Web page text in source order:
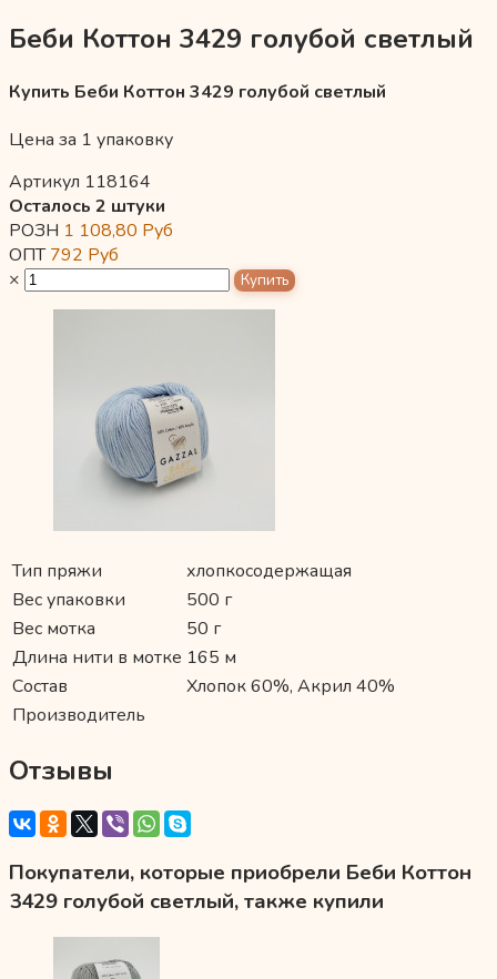
Беби Коттон 3429 голубой светлый
Купить Беби Коттон 3429 голубой светлый
Цена за 1 упаковку
Артикул 118164
Осталось 2 штуки
РОЗН 1 108,80 Руб
ОПТ792 Руб
×
Тип пряжи
хлопкосодержащая
Вес упаковки
500 г
Вес мотка
50 г
Длина нити в мотке 165 м
Состав
Хлопок 60%, Акрил 40%
Производитель
Отзывы
Покупатели, которые приобрели Беби Коттон
3429 голубой светлый, также купили